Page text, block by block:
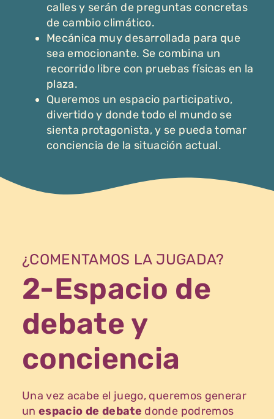
calles y serán de preguntas concretas
de cambio climático.
Mecánica muy desarrollada para que
sea emocionante. Se combina un
recorrido libre con pruebas físicas en la
plaza.
Queremos un espacio participativo,
divertido y donde todo el mundo se
sienta protagonista, y se pueda tomar
conciencia de la situación actual.
¿COMENTAMOS LA JUGADA?
2-Espacio de
debate y
conciencia
Una vez acabe el juego, queremos generar
un espacio de debate donde podremos